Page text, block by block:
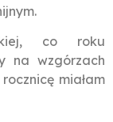
co roku
na wzgórzach
miałam